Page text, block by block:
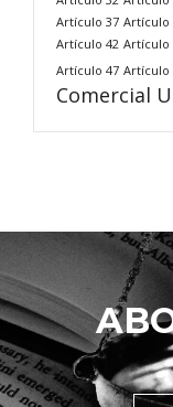
Artículo 37 Artículo
Artículo 42 Artículo
Artículo 47 Artículo
Comercial